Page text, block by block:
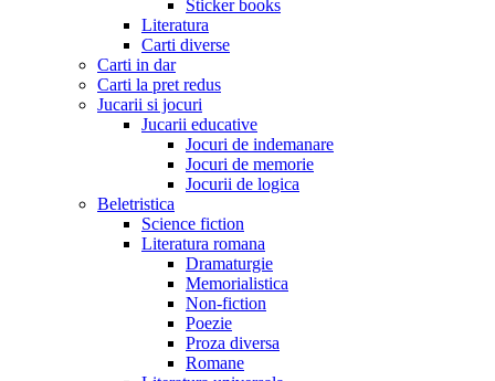
Sticker books
Literatura
Carti diverse
Carti in dar
Carti la pret redus
Jucarii si jocuri
Jucarii educative
Jocuri de indemanare
Jocuri de memorie
Jocurii de logica
Beletristica
Science fiction
Literatura romana
Dramaturgie
Memorialistica
Non-fiction
Poezie
Proza diversa
Romane